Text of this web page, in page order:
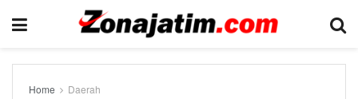
Home Daerah